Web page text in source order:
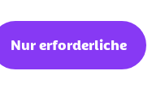
Nur erforderliche